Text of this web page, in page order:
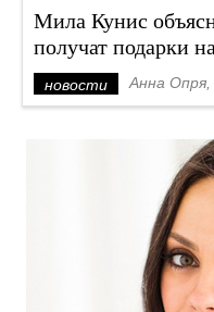
Мила Кунис
получат подарки
новости Анна Опря,